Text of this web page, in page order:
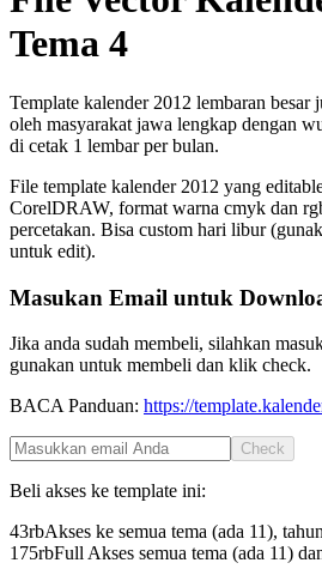
Tema 4
Template kalender 2012 lembaran besar
oleh masyarakat jawa lengkap dengan
di cetak 1 lembar per bulan.
File template kalender 2012 yang
CorelDRAW, format warna cmyk dan
percetakan. Bisa custom hari libur
untuk edit).
Masukan Email untuk
Jika anda sudah membeli, silahkan
gunakan untuk membeli dan klik check.
BACA Panduan: https://
Check
Beli akses ke template ini:
43rbAkses ke semua tema (ada 11), tahun
175rbFull Akses semua tema (ada 11)